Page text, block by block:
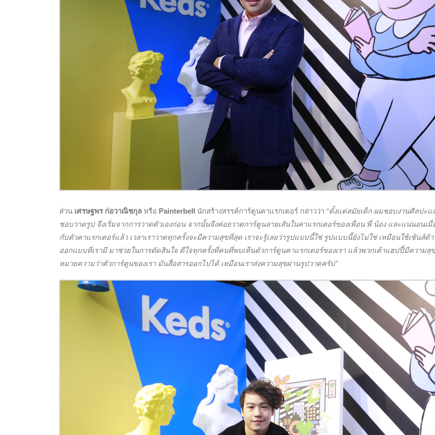
ส่วน เศรษฐพร ก่อวาณิชกุล หรือ Painterbell นักสร้างสรรค์การ์ตูนคาแรกเตอร์ กล่าวว่า “ตั้งแต่สมัยเด็ก ผมชอบงานศิลปะแ
ชอบวาดรูป จึงเริ่มจากการวาดตัวเองก่อน จากนั้นจึงค่อยวาดการ์ตูนลายเส้นในคาแรกเตอร์ของเพื่อน พี่ น้อง และแน่นอนเมื่
กับตัวคาแรกเตอร์แล้ว เวลาเราวาดทุกครั้งจะมีความสุขที่สุด เราจะรู้เลยว่ารูปแบบนี้ใช่ รูปแบบนี้ยังไม่ใช่ เหมือนใช้เซ้นส์ด้
ออกแบบที่เรามี มาช่วยในการตัดสินใจ ดีใจทุกครั้งที่คนที่พบเห็นตัวการ์ตูนคาแรกเตอร์ของเรา แล้วพวกเค้าแฮปปี้มีความสุ
หมายความว่าตัวการ์ตูนของเรา มันสื่อสารออกไปได้ เหมือนเราส่งความสุขผ่านรูปวาดครับ”